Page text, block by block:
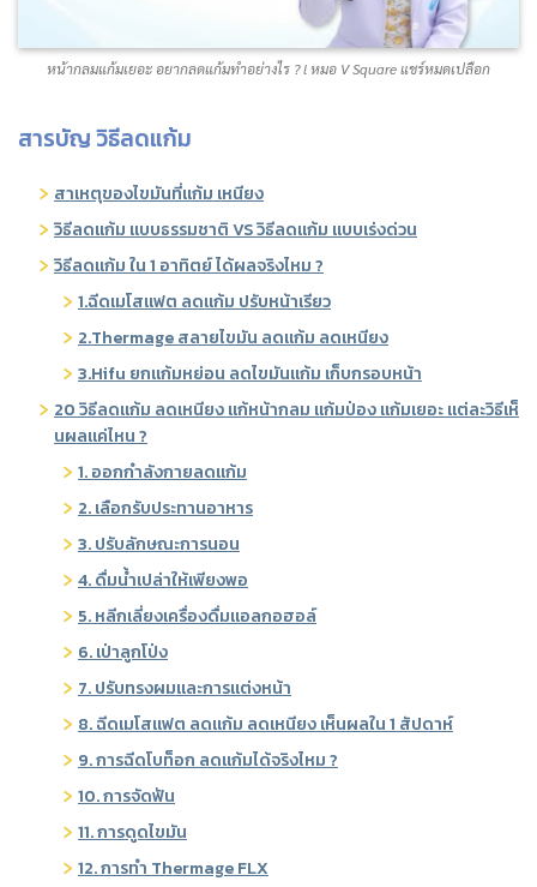
หน้ากลมแก้มเยอะ อยากลดแก้มทำอย่างไร ? l หมอ V Square แชร์หมดเปลือก
สารบัญ วิธีลดแก้ม
สาเหตุของไขมันที่แก้ม เหนียง
วิธีลดแก้ม แบบธรรมชาติ VS วิธีลดแก้ม แบบเร่งด่วน
วิธีลดแก้ม ใน 1 อาทิตย์ ได้ผลจริงไหม ?
1.ฉีดเมโสแฟต ลดแก้ม ปรับหน้าเรียว
2.Thermage สลายไขมัน ลดแก้ม ลดเหนียง
3.Hifu ยกแก้มหย่อน ลดไขมันแก้ม เก็บกรอบหน้า
20 วิธีลดแก้ม ลดเหนียง แก้หน้ากลม แก้มป่อง แก้มเยอะ แต่ละวิธีเห็
นผลแค่ไหน ?
1. ออกกำลังกายลดแก้ม
2. เลือกรับประทานอาหาร
3. ปรับลักษณะการนอน
4. ดื่มน้ำเปล่าให้เพียงพอ
5. หลีกเลี่ยงเครื่องดื่มแอลกอฮอล์
6. เป่าลูกโป่ง
7. ปรับทรงผมและการแต่งหน้า
8. ฉีดเมโสแฟต ลดแก้ม ลดเหนียง เห็นผลใน 1 สัปดาห์
9. การฉีดโบท็อก ลดแก้มได้จริงไหม ?
10. การจัดฟัน
11. การดูดไขมัน
12. การทำ Thermage FLX